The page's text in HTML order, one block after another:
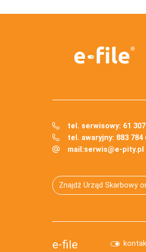
tel. serwisowy: 61
tel. awaryjny: 883 784
mail:serwis@e-pity.pl
Znajdź Urząd Skarbowy
e-file